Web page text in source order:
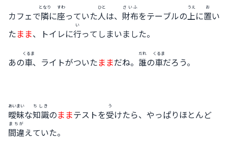
カフェで隣
となり
に座
すわ
っていた人
ひと
は、 財布
さいふ
をテーブルの上
うえ
に置
お
い
たまま、トイレに行
い
ってしまいました。
あの車
くるま
、ライトがついたままだね。 誰
だれ
の車
くるま
だろう。
曖昧
あいまい
な知識
ちしき
のままテストを受
う
けたら、やっぱりほとんど
間違
まちが
えていた。